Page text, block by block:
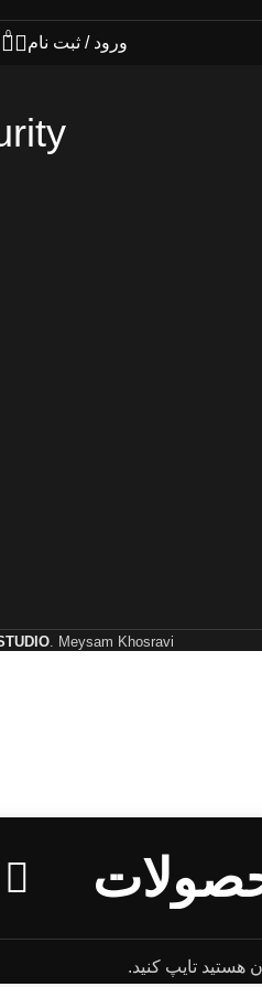
ورود / ثبت نام 0
. Meysam Khosravi.
هستید تایپ کنید.